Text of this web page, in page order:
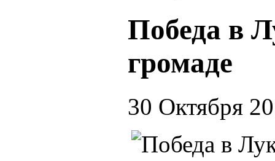
Победа в
громаде
30 Октября